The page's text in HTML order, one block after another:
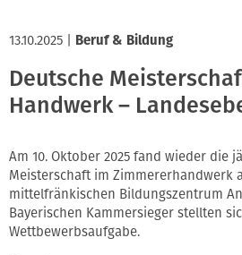
13.10.2025 Beruf & Bildung
Deutsche
Handwerk –
Am 10. Oktober 2025 fand wieder die
Meisterschaft im Zimmererhandwerk
mittelfränkischen Bildungszentrum
Bayerischen Kammersieger stellten
Wettbewerbsaufgabe.